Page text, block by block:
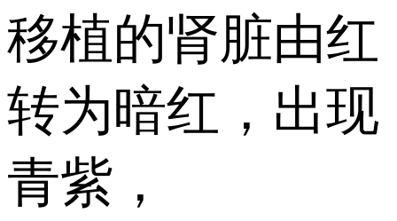
移植的肾脏由红
转为暗红，出现
青紫，